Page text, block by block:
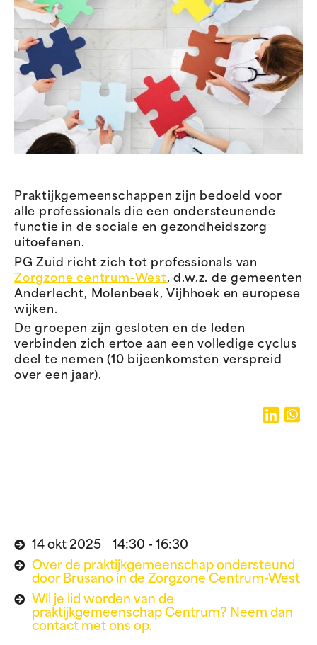
Praktijkgemeenschappen zijn bedoeld voor
alle professionals die een ondersteunende
functie in de sociale en gezondheidszorg
uitoefenen.
PG Zuid richt zich tot professionals van
Zorgzone centrum-West, d.w.z. de gemeenten
Anderlecht, Molenbeek, Vijhhoek en europese
wijken.
De groepen zijn gesloten en de leden
verbinden zich ertoe aan een volledige cyclus
deel te nemen (10 bijeenkomsten verspreid
over een jaar).
14 okt 2025 14:30 - 16:30
Over de praktijkgemeenschap ondersteund
door Brusano in de Zorgzone Centrum-West
Wil je lid worden van de
praktijkgemeenschap Centrum? Neem dan
contact met ons op.